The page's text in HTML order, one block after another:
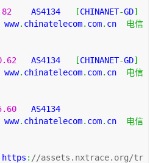
    AS4134
[CHINANET-GD]
www
. chinatelecom. com. cn 电信
   AS4134
[CHINANET-GD]
www
. chinatelecom. com. cn 电信
www
. chinatelecom. com. cn 电信
https : //assets.nxtrace.org/tr